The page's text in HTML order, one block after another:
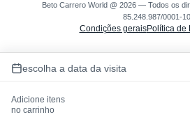
Beto Carrero World @ 2026 — Todos os
85.248.987/0001-10
Condições geraisPolítica de
escolha a data da visita
Adicione itens
no carrinho